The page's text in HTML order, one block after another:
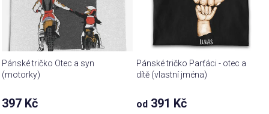
Pánské tričko Otec a syn
(motorky)
397 Kč
Pánské tričko Parťáci - otec a
dítě (vlastní jména)
od 391 Kč